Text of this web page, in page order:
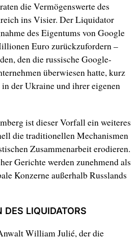
die Vermögenswerte des
ins Visier. Der Liquidator
des Eigentums von Google
Euro zurückzufordern –
den die russische Google-
überwiesen hatte, kurz
der Ukraine und ihrer eigenen
ist dieser Vorfall ein weiteres
die traditionellen Mechanismen
Zusammenarbeit erodieren.
Gerichte werden zunehmend als
Konzerne außerhalb Russlands
DES LIQUIDATORS
William Julié, der die